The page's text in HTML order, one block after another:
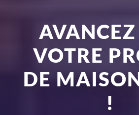
AVANCEZ
VOTRE
DE
!